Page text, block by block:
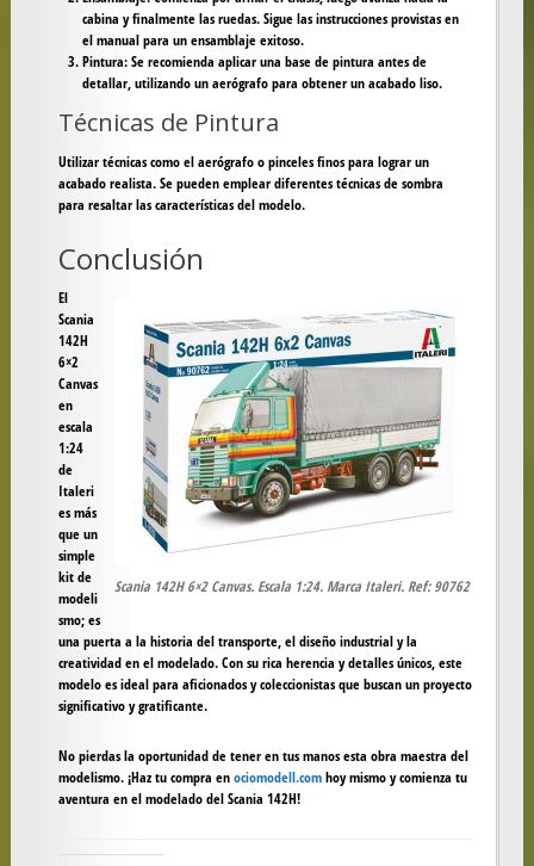
cabina y finalmente las ruedas. Sigue las instrucciones provistas en
el manual para un ensamblaje exitoso.
Pintura: Se recomienda aplicar una base de pintura antes de
detallar, utilizando un aerógrafo para obtener un acabado liso.
Técnicas de Pintura
Utilizar técnicas como el aerógrafo o pinceles finos para lograr un
acabado realista. Se pueden emplear diferentes técnicas de sombra
para resaltar las características del modelo.
Conclusión
Scania 142H 6×2 Canvas. Escala 1:24. Marca Italeri. Ref: 90762
El
Scania
142H
6×2
Canvas
en
escala
1:24
de
Italeri
es más
que un
simple
kit de
modeli
smo; es
una puerta a la historia del transporte, el diseño industrial y la
creatividad en el modelado. Con su rica herencia y detalles únicos, este
modelo es ideal para aficionados y coleccionistas que buscan un proyecto
significativo y gratificante.
No pierdas la oportunidad de tener en tus manos esta obra maestra del
modelismo. ¡Haz tu compra enociomodell.comhoy mismo y comienza tu
aventura en el modelado del Scania 142H!